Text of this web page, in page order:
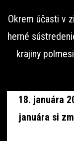
Okrem účasti v
herné
krajiny
18. januára
januára si